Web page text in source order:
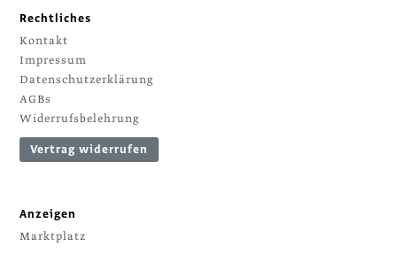
Rechtliches
Kontakt
Impressum
Datenschutzerklärung
AGBs
Widerrufsbelehrung
Vertrag widerrufen
Anzeigen
Marktplatz